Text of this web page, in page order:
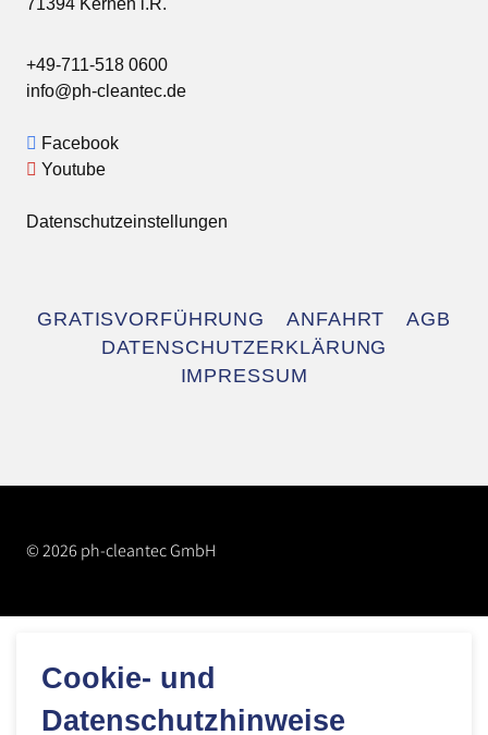
71394 Kernen i.R.
+49-711-518 0600
info@ph-cleantec.de
Facebook
Youtube
Datenschutzeinstellungen
überspringen
GRATISVORFÜHRUNG ANFAHRT
AGB
DATENSCHUTZERKLÄRUNG
IMPRESSUM
© 2026 ph-cleantec GmbH
Cookie- und
Datenschutzhinweise